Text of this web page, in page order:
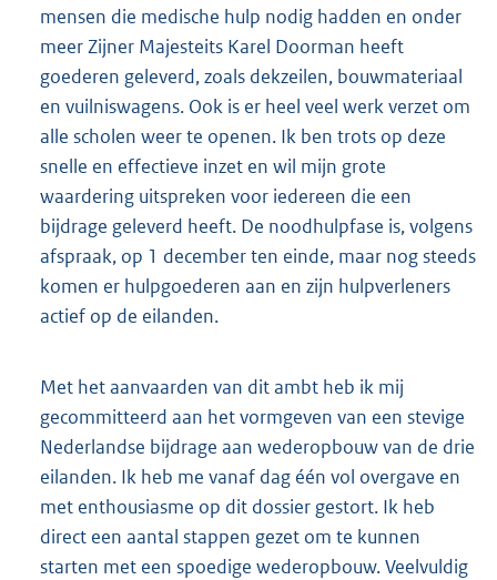
mensen die medische hulp nodig hadden en onder
meer Zijner Majesteits Karel Doorman heeft
goederen geleverd, zoals dekzeilen, bouwmateriaal
en vuilniswagens. Ook is er heel veel werk verzet om
alle scholen weer te openen. Ik ben trots op deze
snelle en effectieve inzet en wil mijn grote
waardering uitspreken voor iedereen die een
bijdrage geleverd heeft. De noodhulpfase is, volgens
afspraak, op 1 december ten einde, maar nog steeds
komen er hulpgoederen aan en zijn hulpverleners
actief op de eilanden.
Met het aanvaarden van dit ambt heb ik mij
gecommitteerd aan het vormgeven van een stevige
Nederlandse bijdrage aan wederopbouw van de drie
eilanden. Ik heb me vanaf dag één vol overgave en
met enthousiasme op dit dossier gestort. Ik heb
direct een aantal stappen gezet om te kunnen
starten met een spoedige wederopbouw. Veelvuldig